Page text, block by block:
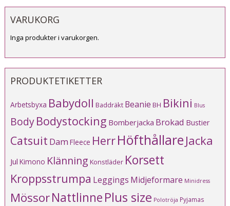
VARUKORG
Inga produkter i varukorgen.
PRODUKTETIKETTER
Arbetsbyxa Babydoll Baddräkt Beanie BH Bikini Blus
BodyBodystocking Bomberjacka Brokad Bustier
Catsuit Dam Fleece HerrHöfthållare Jacka
Jul Kimono Klänning Konstläder Korsett
Kroppsstrumpa Leggings Midjeformare Minidress
MössorNattlinnePlus size Polotröja Pyjamas